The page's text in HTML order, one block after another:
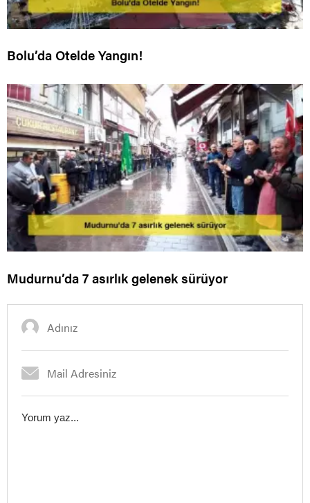
Bolu’da Otelde Yangın!
Mudurnu’da 7 asırlık gelenek sürüyor